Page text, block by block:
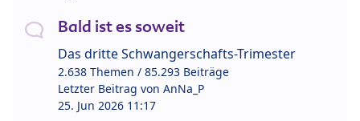
Bald ist es soweit
Das dritte Schwangerschafts-Trimester
2.638 Themen / 85.293 Beiträge
Letzter Beitrag von AnNa_P
25. Jun 2026 11:17